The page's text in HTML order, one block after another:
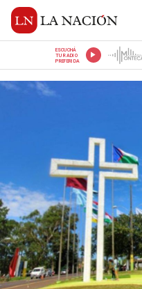
ESCUCHÁ
TU RADIO
PREFERIDA